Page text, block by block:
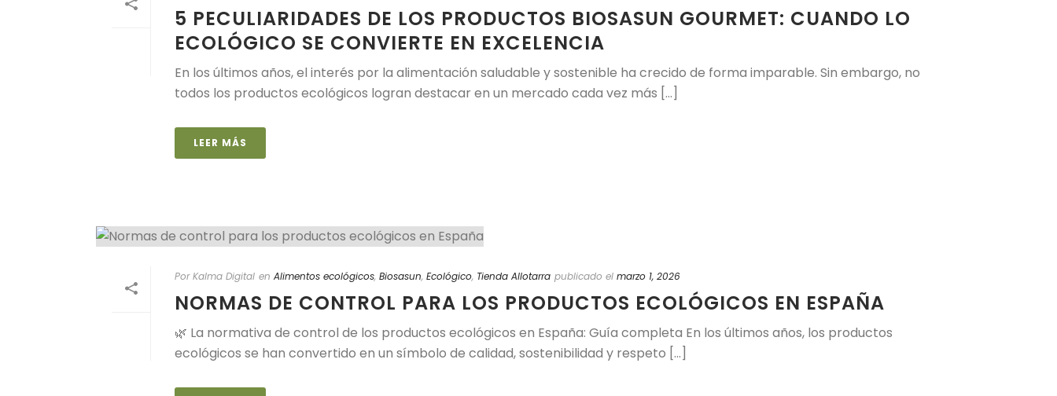
5 PECULIARIDADES DE LOS PRODUCTOS BIOSASUN GOURMET: CUANDO LO
ECOLÓGICO SE CONVIERTE EN EXCELENCIA
En los últimos años, el interés por la alimentación saludable y sostenible ha crecido de forma imparable. Sin embargo, no
todos los productos ecológicos logran destacar en un mercado cada vez más [...]
LEER MÁS
Por Kalma Digital en Alimentos ecológicos, Biosasun, Ecológico, Tienda Allotarra publicado el marzo 1, 2026
NORMAS DE CONTROL PARA LOS PRODUCTOS ECOLÓGICOS EN ESPAÑA
🌿 La normativa de control de los productos ecológicos en España: Guía completa En los últimos años, los productos
ecológicos se han convertido en un símbolo de calidad, sostenibilidad y respeto [...]